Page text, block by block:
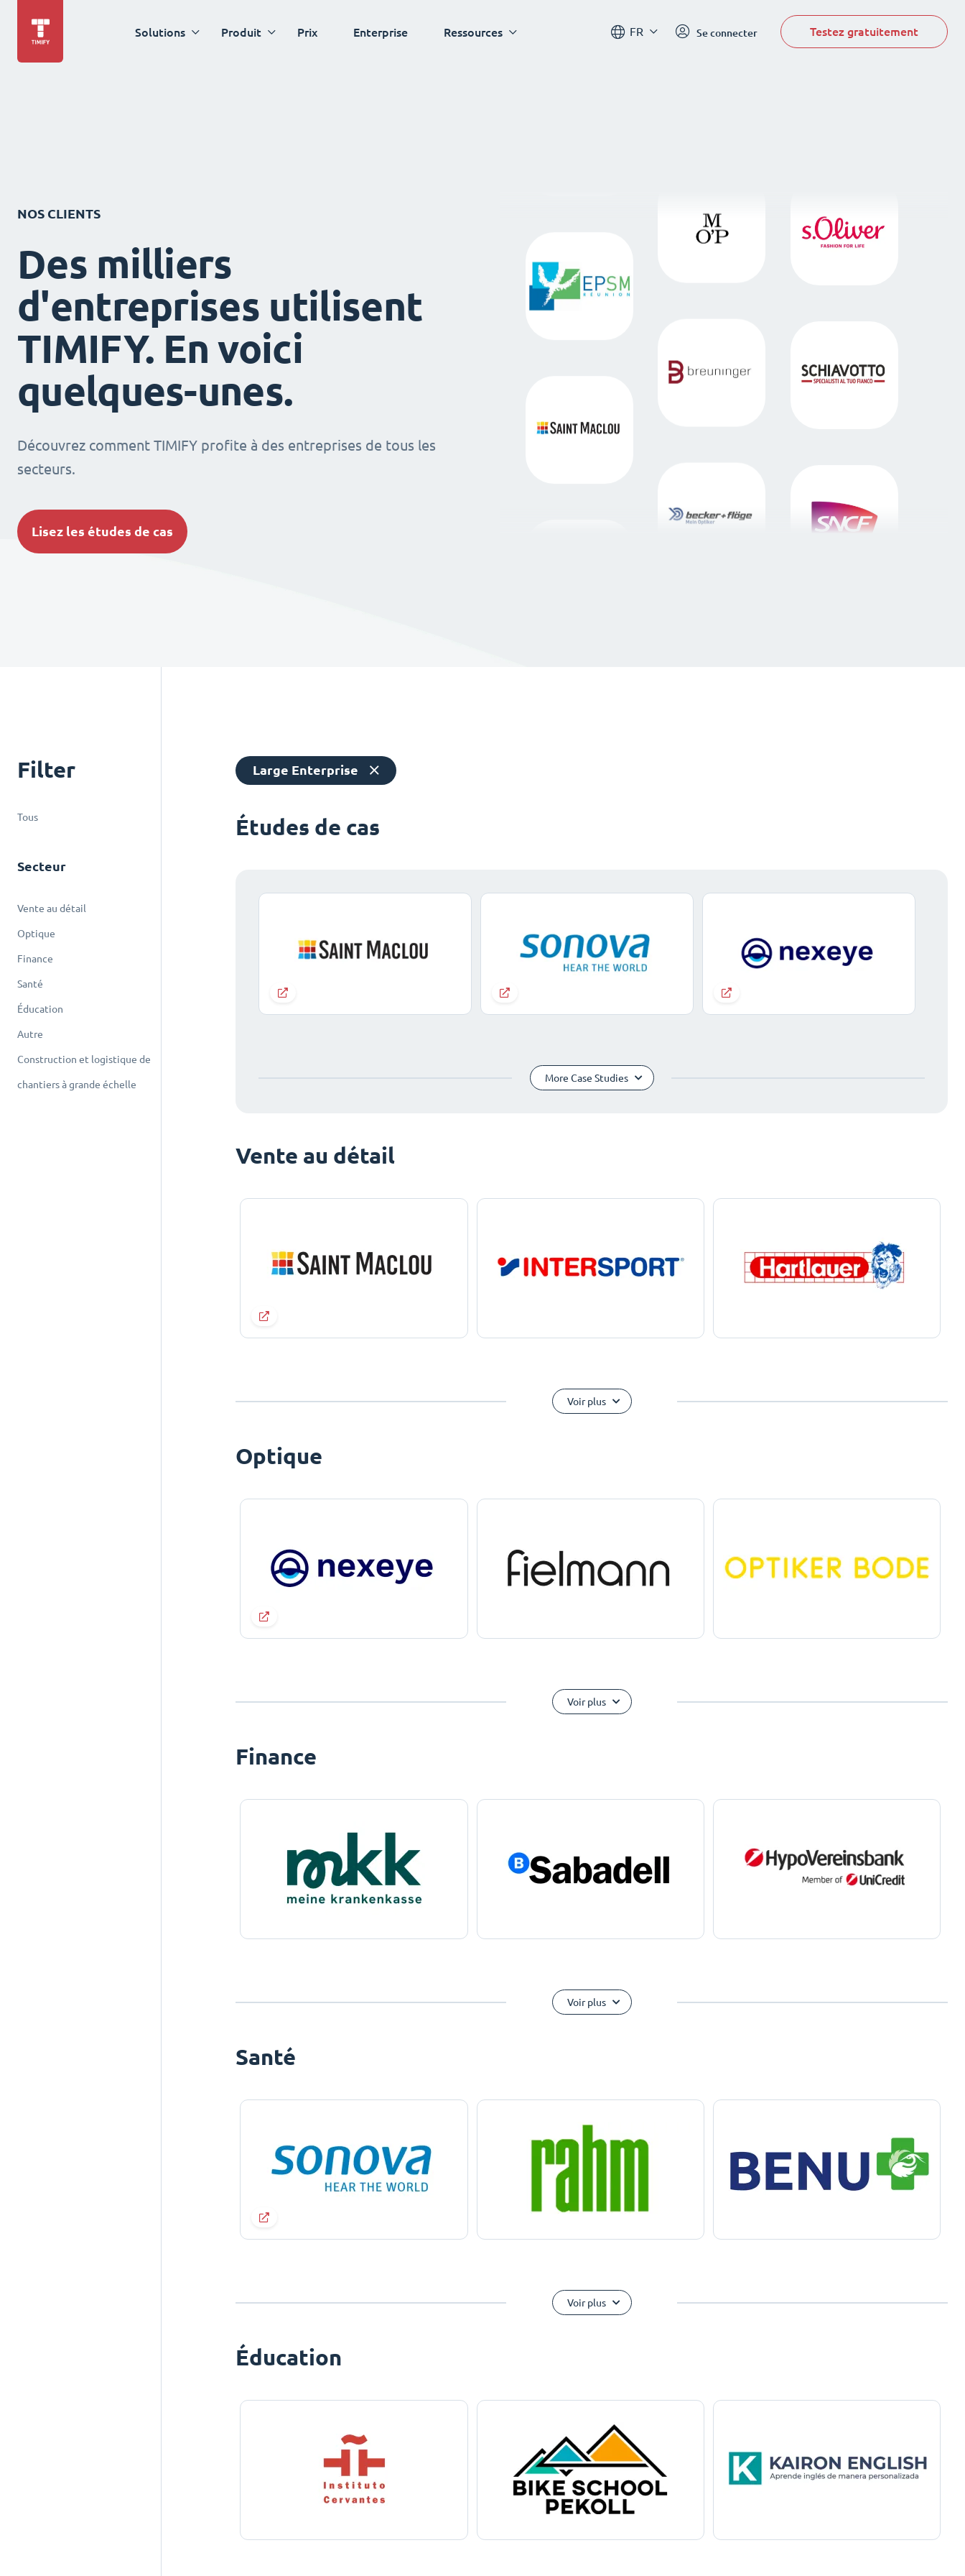
Solutions Produit Prix Enterprise Ressources FR Se connecter Testez gratuitement
NOS CLIENTS
Des milliers
d'entreprises utilisent
TIMIFY. En voici
quelques-unes.
Découvrez comment TIMIFY profite à des entreprises de tous les
secteurs.
Lisez les études de cas
Filter
Tous
Secteur
Vente au détail
Optique
Finance
Santé
Éducation
Autre
Construction et logistique de
chantiers à grande échelle
Large Enterprise
Études de cas
More Case Studies
Vente au détail
Voir plus
Optique
Voir plus
Finance
Voir plus
Santé
Voir plus
Éducation